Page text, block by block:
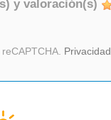
y valoración(s)
Privacidad